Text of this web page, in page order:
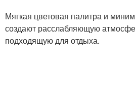
Мягкая цветовая палитра и
создают расслабляющую
подходящую для отдыха.